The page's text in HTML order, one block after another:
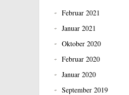
Februar 2021
Januar 2021
Oktober 2020
Februar 2020
Januar 2020
September 2019